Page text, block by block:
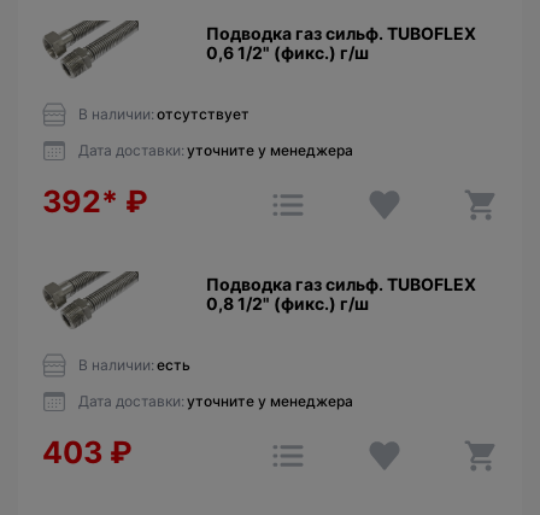
Подводка газ сильф. TUBOFLEX
0,6 1/2" (фикс.) г/ш
В наличии: отсутствует
Дата доставки: уточните у менеджера
392* ₽
Подводка газ сильф. TUBOFLEX
0,8 1/2" (фикс.) г/ш
В наличии: есть
Дата доставки: уточните у менеджера
403 ₽